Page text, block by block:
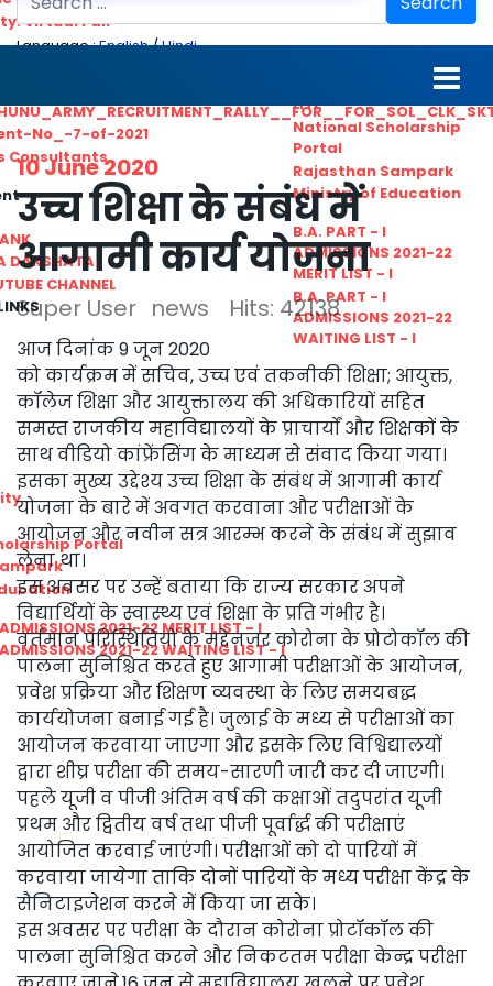
HTE
National Scholarship
Portal
Rajasthan Sampark
Ministry of Education
B.A. PART - I
ADMISSIONS 2021-22
MERIT LIST - I
B.A. PART - I
ADMISSIONS 2021-22
WAITING LIST - I
Virtual Fair
No_-7-of-2021
Consultants
DAKSHATA
CHANNEL
Portal
2021-22 MERIT LIST - I
2021-22 WAITING LIST - I
Language :English/Hindi
उच्च शिक्षा के संबंध में
आगामी कार्य योजना
Super User news
10 June 2020
Hits: 42138
आज दिनांक 9 जून 2020
को कार्यक्रम में सचिव, उच्च एवं तकनीकी शिक्षा; आयुक्त,
कॉलेज शिक्षा और आयुक्तालय की अधिकारियों सहित
समस्त राजकीय महाविद्यालयों के प्राचार्यों और शिक्षकों के
साथ वीडियो कांफ्रेंसिंग के माध्यम से संवाद किया गया।
इसका मुख्य उद्देश्य उच्च शिक्षा के संबंध में आगामी कार्य
योजना के बारे में अवगत करवाना और परीक्षाओं के
आयोजन और नवीन सत्र आरम्भ करने के संबंध में सुझाव
लेना था।
इस अवसर पर उन्हें बताया कि राज्य सरकार अपने
विद्यार्थियों के स्वास्थ्य एवं शिक्षा के प्रति गंभीर है।
वर्तमान परिस्थितियों के मद्देनजर कोरोना के प्रोटोकॉल की
पालना सुनिश्चित करते हुए आगामी परीक्षाओं के आयोजन,
प्रवेश प्रक्रिया और शिक्षण व्यवस्था के लिए समयबद्ध
कार्ययोजना बनाई गई है। जुलाई के मध्य से परीक्षाओं का
आयोजन करवाया जाएगा और इसके लिए विश्विद्यालयों
द्वारा शीघ्र परीक्षा की समय-सारणी जारी कर दी जाएगी।
पहले यूजी व पीजी अंतिम वर्ष की कक्षाओं तदुपरांत यूजी
प्रथम और द्वितीय वर्ष तथा पीजी पूर्वार्द्ध की परीक्षाएं
आयोजित करवाई जाएंगी। परीक्षाओं को दो पारियों में
करवाया जायेगा ताकि दोनों पारियों के मध्य परीक्षा केंद्र के
सैनिटाइजेशन करने में किया जा सके।
इस अवसर पर परीक्षा के दौरान कोरोना प्रोटॉकॉल की
पालना सुनिश्चित करने और निकटतम परीक्षा केन्द्र परीक्षा